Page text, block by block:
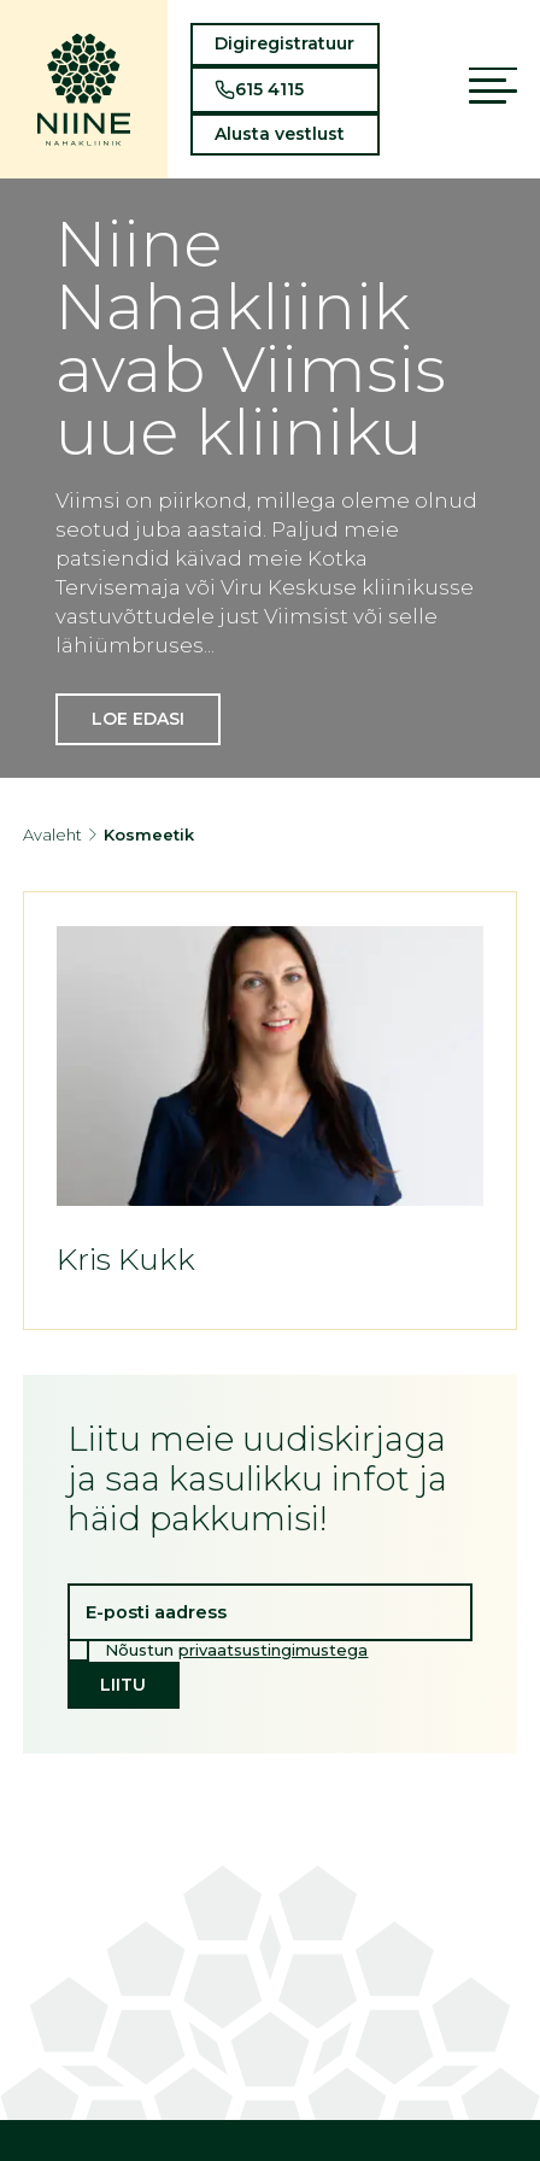
Digiregistratuur
615 4115
Alusta vestlust
Niine
Nahakliinik
avab Viimsis
uue kliiniku
Viimsi on piirkond, millega oleme olnud
seotud juba aastaid. Paljud meie
patsiendid käivad meie Kotka
Tervisemaja või Viru Keskuse kliinikusse
vastuvõttudele just Viimsist või selle
lähiümbruses...
LOE EDASI
Avaleht Kosmeetik
Kris Kukk
Liitu meie uudiskirjaga
ja saa kasulikku infot ja
häid pakkumisi!
Nõustunprivaatsustingimustega